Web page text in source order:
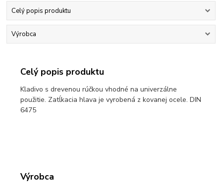
Celý popis produktu
Výrobca
Celý popis produktu
Kladivo s drevenou rúčkou vhodné na univerzálne
použitie. Zatĺkacia hlava je vyrobená z kovanej ocele. DIN
6475
Výrobca